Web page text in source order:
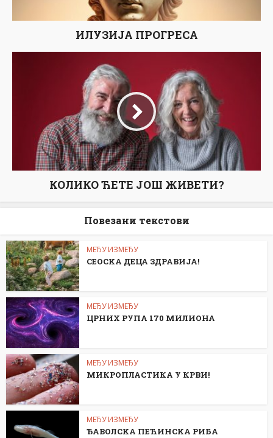
ИЛУЗИЈА ПРОГРЕСА
КОЛИКО ЋЕТЕ ЈОШ ЖИВЕТИ?
Повезани текстови
МЕЂУ ИЗМЕЂУ
СЕОСKА ДЕЦА ЗДРАВИЈА!
МЕЂУ ИЗМЕЂУ
ЦРНИХ РУПА 170 МИЛИОНА
МЕЂУ ИЗМЕЂУ
МИКРОПЛАСТИКА У КРВИ!
МЕЂУ ИЗМЕЂУ
ЂАВОЛСKА ПЕЋИНСKА РИБА